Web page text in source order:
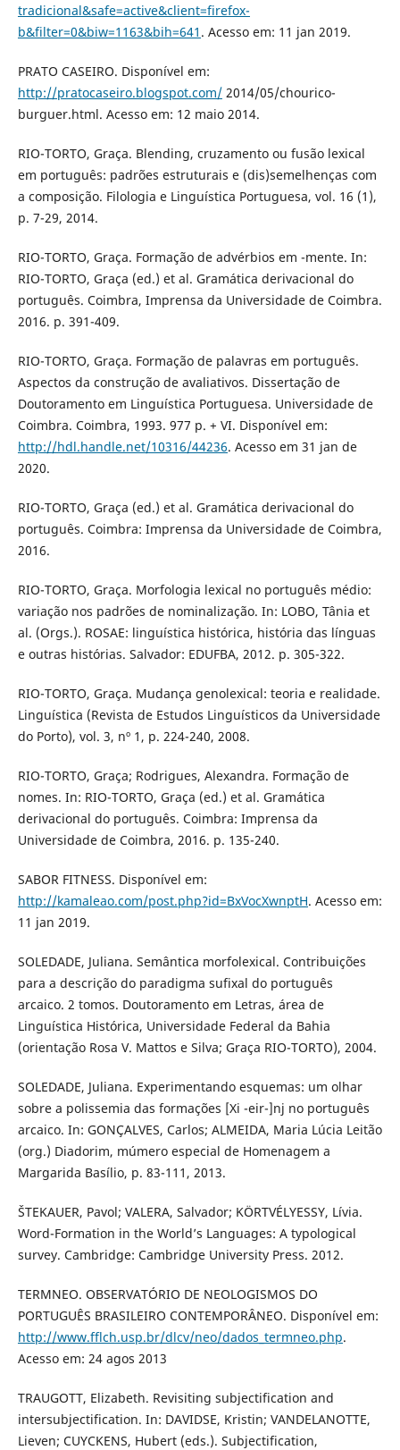
tradicional&safe=active&client=firefox-
b&filter=0&biw=1163&bih=641 . Acesso em: 11 jan 2019.
PRATO CASEIRO. Disponível em:
http://pratocaseiro.blogspot.com/2014/05/chourico-
burguer.html. Acesso em: 12 maio 2014.
RIO-TORTO, Graça. Blending, cruzamento ou fusão lexical
em português: padrões estruturais e (dis)semelhenças com
a composição. Filologia e Linguística Portuguesa, vol. 16 (1),
p. 7-29, 2014.
RIO-TORTO, Graça. Formação de advérbios em -mente. In:
RIO-TORTO, Graça (ed.) et al. Gramática derivacional do
português. Coimbra, Imprensa da Universidade de Coimbra.
2016. p. 391-409.
RIO-TORTO, Graça. Formação de palavras em português.
Aspectos da construção de avaliativos. Dissertação de
Doutoramento em Linguística Portuguesa. Universidade de
Coimbra. Coimbra, 1993. 977 p. + VI. Disponível em:
http://hdl.handle.net/10316/44236. Acesso em 31 jan de
2020.
RIO-TORTO, Graça (ed.) et al. Gramática derivacional do
português. Coimbra: Imprensa da Universidade de Coimbra,
2016.
RIO-TORTO, Graça. Morfologia lexical no português médio:
variação nos padrões de nominalização. In: LOBO, Tânia et
al. (Orgs.). ROSAE: linguística histórica, história das línguas
e outras histórias. Salvador: EDUFBA, 2012. p. 305-322.
RIO-TORTO, Graça. Mudança genolexical: teoria e realidade.
Linguística (Revista de Estudos Linguísticos da Universidade
do Porto), vol. 3, nº 1, p. 224-240, 2008.
RIO-TORTO, Graça; Rodrigues, Alexandra. Formação de
nomes. In: RIO-TORTO, Graça (ed.) et al. Gramática
derivacional do português. Coimbra: Imprensa da
Universidade de Coimbra, 2016. p. 135-240.
SABOR FITNESS. Disponível em:
http://kamaleao.com/post.php?id=BxVocXwnptH. Acesso em:
11 jan 2019.
SOLEDADE, Juliana. Semântica morfolexical. Contribuições
para a descrição do paradigma sufixal do português
arcaico. 2 tomos. Doutoramento em Letras, área de
Linguística Histórica, Universidade Federal da Bahia
(orientação Rosa V. Mattos e Silva; Graça RIO-TORTO), 2004.
SOLEDADE, Juliana. Experimentando esquemas: um olhar
sobre a polissemia das formações [Xi -eir-]nj no português
arcaico. In: GONÇALVES, Carlos; ALMEIDA, Maria Lúcia Leitão
(org.) Diadorim, múmero especial de Homenagem a
Margarida Basílio, p. 83-111, 2013.
ŠTEKAUER, Pavol; VALERA, Salvador; KÖRTVÉLYESSY, Lívia.
Word-Formation in the World’s Languages: A typological
survey. Cambridge: Cambridge University Press. 2012.
TERMNEO. OBSERVATÓRIO DE NEOLOGISMOS DO
PORTUGUÊS BRASILEIRO CONTEMPORÂNEO. Disponível em:
http://www.fflch.usp.br/dlcv/neo/dados_termneo.php.
Acesso em: 24 agos 2013
TRAUGOTT, Elizabeth. Revisiting subjectification and
intersubjectification. In: DAVIDSE, Kristin; VANDELANOTTE,
Lieven; CUYCKENS, Hubert (eds.). Subjectification,